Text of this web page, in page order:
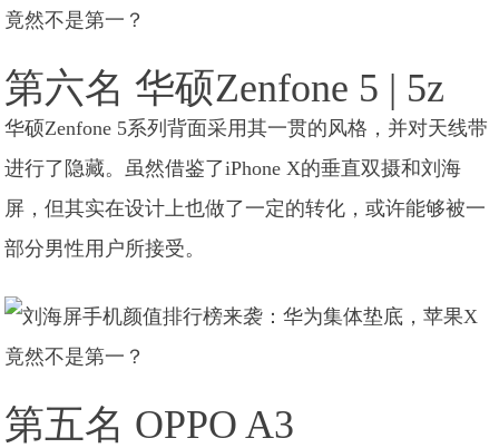
第六名 华硕Zenfone 5 | 5z
华硕Zenfone 5系列背面采用其一贯的风格，并对天线带
进行了隐藏。虽然借鉴了iPhone X的垂直双摄和刘海
屏，但其实在设计上也做了一定的转化，或许能够被一
部分男性用户所接受。
第五名 OPPO A3